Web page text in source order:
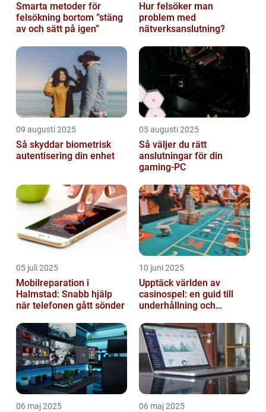
Smarta metoder för
felsökning bortom ”stäng
av och sätt på igen”
Hur felsöker man
problem med
nätverksanslutning?
09 augusti 2025
Så skyddar biometrisk
autentisering din enhet
05 augusti 2025
Så väljer du rätt
anslutningar för din
gaming-PC
05 juli 2025
Mobilreparation i
Halmstad: Snabb hjälp
när telefonen gått sönder
10 juni 2025
Upptäck världen av
casinospel: en guid till
underhållning och
06 maj 2025 06 maj 2025